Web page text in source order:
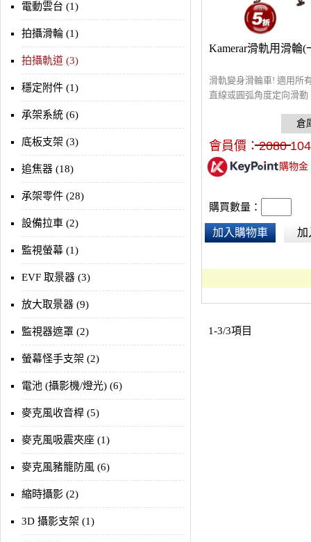
電動雲台 (1)
拍攝滑輪 (1)
拍攝軌道 (3)
穩定附件 (1)
承架系統 (6)
底板支架 (3)
追焦器 (18)
承架零件 (28)
設備拉車 (2)
監視螢幕 (1)
EVF 取景器 (3)
放大取景器 (9)
監視器遮罩 (2)
螢幕怪手支架 (2)
電池 (攝影機/燈光) (6)
麥克風收音桿 (5)
麥克風吸震夾座 (1)
麥克風豬籠防風 (6)
縮時攝影 (2)
3D 攝影支架 (1)
Kamerar滑軌用滑輪(
滑軌變身滑輪車! 適用所
直線或圓弧角度定向滑動
會員價：2080
購物金
購買數量：
加入購物車 加
1-3/3項目